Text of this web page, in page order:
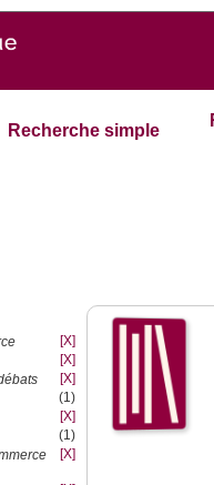
Recherche simple
[X]
[X]
[X]
(1)
[X]
(1)
[X]